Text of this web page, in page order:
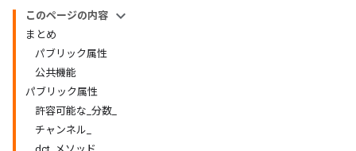
このページの内容
まとめ
パブリック属性
公共機能
パブリック属性
許容可能な_分数_
チャンネル_